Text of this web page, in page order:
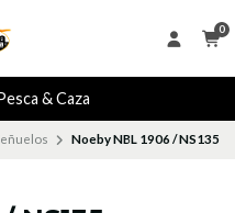
0
& Caza
Noeby NBL 1906 / NS135